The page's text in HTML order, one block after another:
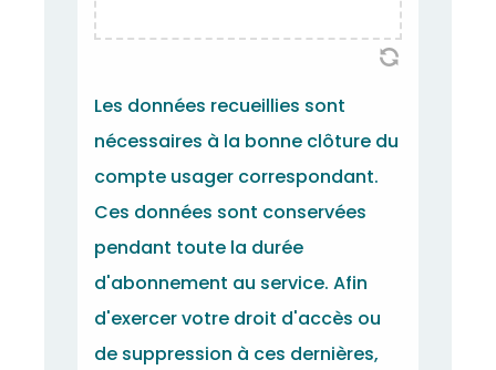
Les données recueillies sont
nécessaires à la bonne clôture du
compte usager correspondant.
Ces données sont conservées
pendant toute la durée
d'abonnement au service. Afin
d'exercer votre droit d'accès ou
de suppression à ces dernières,